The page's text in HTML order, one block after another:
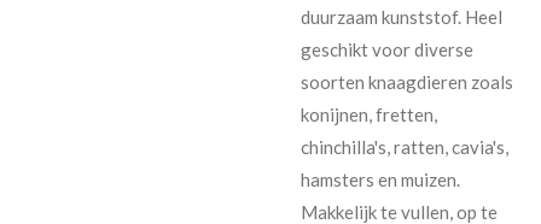
duurzaam kunststof. Heel
geschikt voor diverse
soorten knaagdieren zoals
konijnen, fretten,
chinchilla's, ratten, cavia's,
hamsters en muizen.
Makkelijk te vullen, op te